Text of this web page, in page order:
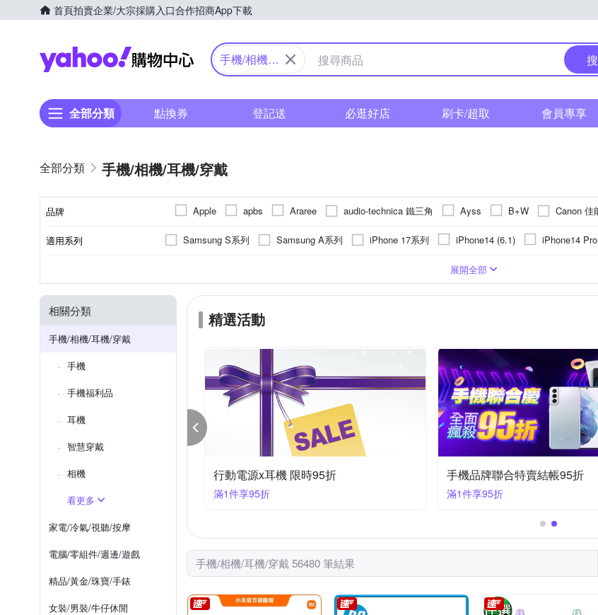
首頁拍賣企業/大宗採購入口合作招商App下載
Yahoo購物中心
手機/相機/
全部分類 點換券 登記送 必逛好店 刷卡/超取 會員專享
手機/相機/耳機/穿戴
品牌 Apple apbs Araree audio-technica 鐵三角 Ayss B+W Canon 佳
DTAudio DUX DUCIS E-books GCOMM Godox 神牛 GOR
NISDA
NISI OPPO o-one Panasonic 國際牌 PHILIPS 飛利浦
XUNDD 訊迪
適用系列 Samsung S系列 Samsung A系列 iPhone 17系列 iPhone14 (6.1) iPhone14
iPhone 13 Pro
iPhone 16 Pro Max
iPhone 16 Pro iPhone 13 vivo系列 紅米系列
iPhone 12 Pro Max
OPPO Ａ系列 OPPO全系列
iPhone XS Max
iPhone X/XS iPhone 11 Pro Zenfone８系列
鏡(亮)面
vivo Xiaomi 小米
鋁合金
背面保護貼 手機吊飾
遮光罩
展開全部
相關分類
手機/相機/耳機/穿戴
手機
手機福利品
耳機
智慧穿戴
相機
看更多
家電/冷氣/視聽/按摩
電腦/零組件/週邊/遊戲
精品/黃金/珠寶/手錶
女裝/男裝/牛仔休閒
精選活動
折⬅︎ 相機大特賣 行動電源x耳機 限時95折
滿1件享95折
手機品牌聯合特賣結帳95折
滿1件享95折
手機/相機/耳機/穿戴 56480 筆結果